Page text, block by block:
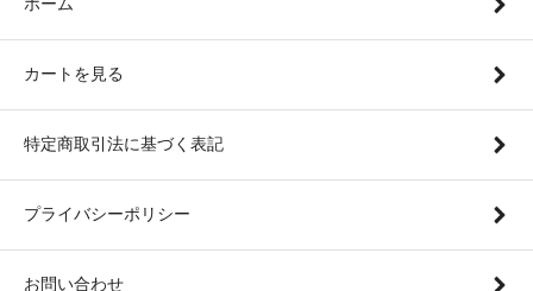
カートを見る
特定商取引法に基づく表記
プライバシーポリシー
お問い合わせ